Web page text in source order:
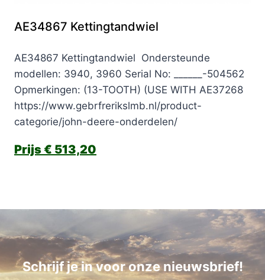
AE34867 Kettingtandwiel
AE34867 Kettingtandwiel Ondersteunde
modellen: 3940, 3960 Serial No: ______-504562
Opmerkingen: (13-TOOTH) (USE WITH AE37268
https://www.gebrfrerikslmb.nl/product-
categorie/john-deere-onderdelen/
€ 513,20
Schrijf je in voor onze nieuwsbrief!